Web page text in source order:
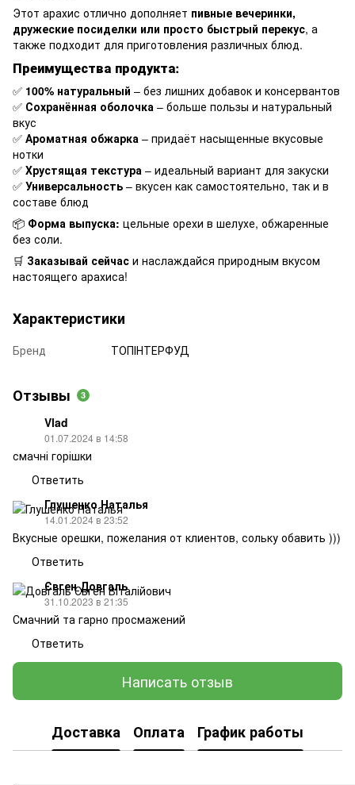
Этот арахис отлично дополняет пивные вечеринки,
дружеские посиделки или просто быстрый перекус, а
также подходит для приготовления различных блюд.
Преимущества продукта:
✅ 100% натуральный – без лишних добавок и консервантов
✅ Сохранённая оболочка – больше пользы и натуральный
вкус
✅ Ароматная обжарка – придаёт насыщенные вкусовые
нотки
✅ Хрустящая текстура – идеальный вариант для закуски
✅ Универсальность – вкусен как самостоятельно, так и в
составе блюд
📦 Форма выпуска: цельные орехи в шелухе, обжаренные
без соли.
🛒 Заказывай сейчас и наслаждайся природным вкусом
настоящего арахиса!
Характеристики
Бренд ТОПІНТЕРФУД
Отзывы 3
Vlad
01.07.2024 в 14:58
смачні горішки
Ответить
Глушенко Наталья
14.01.2024 в 23:52
Вкусные орешки, пожелания от клиентов, сольку обавить )))
Ответить
Євген Довгаль
31.10.2023 в 21:35
Смачний та гарно просмажений
Ответить
Написать отзыв
Доставка Оплата График работы